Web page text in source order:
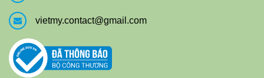
vietmy.contact@gmail.com